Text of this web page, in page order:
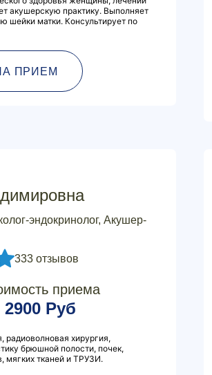
акушерскую практику. Выполняет
шейки матки. Консультирует по
ПРИЕМ
эндокринолог, Акушер-
333 отзывов
приема
2900 Руб
хирургия,
брюшной полости, почек,
мягких тканей и ТРУЗИ.